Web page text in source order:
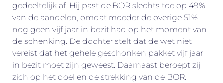
gedeeltelijk af. Hij past de BOR slechts toe op 49%
van de aandelen, omdat moeder de overige 51%
nog geen vijf jaar in bezit had op het moment van
de schenking. De dochter stelt dat de wet niet
vereist dat het gehele geschonken pakket vijf jaar
in bezit moet zijn geweest. Daarnaast beroept zij
zich op het doel en de strekking van de BOR: